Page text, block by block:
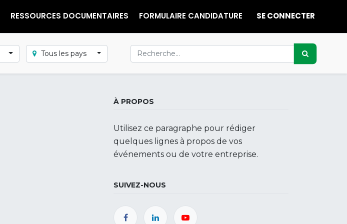
RESSOURCES DOCUMENTAIRES FORMULAIRE CANDIDATURE SE CONNECTER
Tous les pays
À PROPOS
Utilisez ce paragraphe pour rédiger
quelques lignes à propos de vos
événements ou de votre entreprise.
SUIVEZ-NOUS